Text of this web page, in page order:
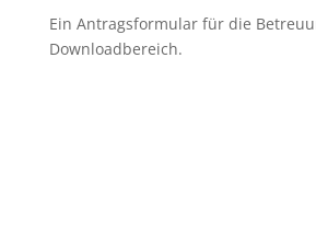
Ein Antragsformular für die
Downloadbereich.